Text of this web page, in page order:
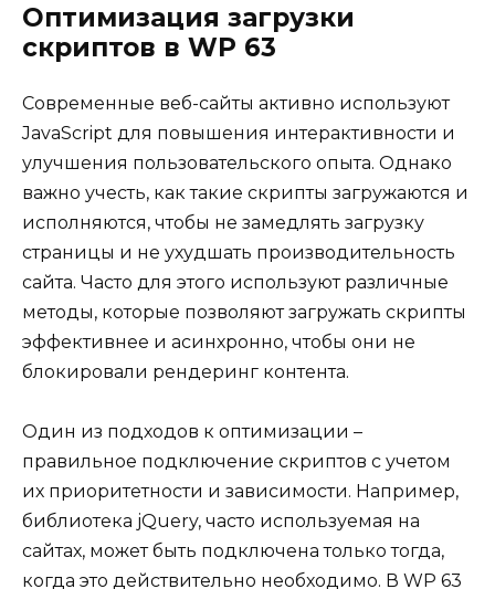
Оптимизация загрузки
скриптов в WP 63
Современные веб-сайты активно используют
JavaScript для повышения интерактивности и
улучшения пользовательского опыта. Однако
важно учесть, как такие скрипты загружаются и
исполняются, чтобы не замедлять загрузку
страницы и не ухудшать производительность
сайта. Часто для этого используют различные
методы, которые позволяют загружать скрипты
эффективнее и асинхронно, чтобы они не
блокировали рендеринг контента.
Один из подходов к оптимизации –
правильное подключение скриптов с учетом
их приоритетности и зависимости. Например,
библиотека jQuery, часто используемая на
сайтах, может быть подключена только тогда,
когда это действительно необходимо. В WP 63